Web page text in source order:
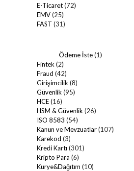
E-Ticaret(72)
EMV(25)
FAST (31)
Ödeme İste(1)
Fintek (2)
Fraud (42)
Girişimcilik (8)
Güvenlik (95)
HCE(16)
HSM & Güvenlik (26)
ISO 8583 (54)
Kanun ve Mevzuatlar(107)
Karekod (3)
Kredi Kartı (301)
Kripto Para (6)
Kurye&Dağıtım (10)